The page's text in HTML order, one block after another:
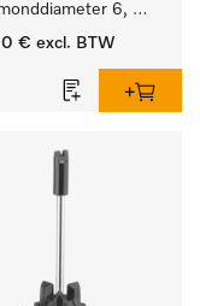
6,
210 mm, 20 stuks
€ excl. BTW